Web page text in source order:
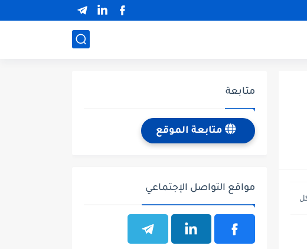
متابعة
متابعة الموقع
مواقع التواصل الإجتماعي